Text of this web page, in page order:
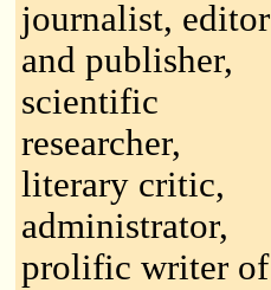
journalist, editor
and publisher,
scientific
researcher,
literary critic,
administrator,
prolific writer of